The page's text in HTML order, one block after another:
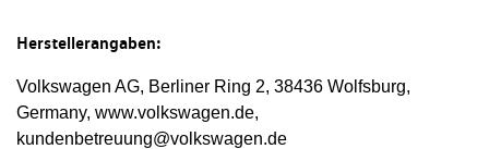
Herstellerangaben:
Volkswagen AG, Berliner Ring 2, 38436 Wolfsburg,
Germany, www.volkswagen.de,
kundenbetreuung@volkswagen.de